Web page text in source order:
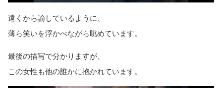
遠くから諭しているように、
薄ら笑いを浮かべながら眺めています。
最後の描写で分かりますが、
この女性も他の誰かに抱かれています。